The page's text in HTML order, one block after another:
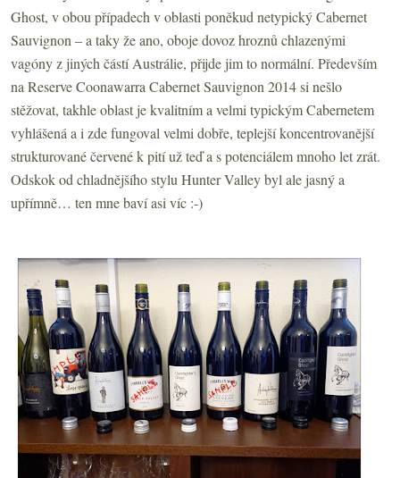
Ghost, v obou případech v oblasti poněkud netypický Cabernet
Sauvignon – a taky že ano, oboje dovoz hroznů chlazenými
vagóny z jiných částí Austrálie, přijde jim to normální. Především
na Reserve Coonawarra Cabernet Sauvignon 2014 si nešlo
stěžovat, takhle oblast je kvalitním a velmi typickým Cabernetem
vyhlášená a i zde fungoval velmi dobře, teplejší koncentrovanější
strukturované červené k pití už teď a s potenciálem mnoho let zrát.
Odskok od chladnějšího stylu Hunter Valley byl ale jasný a
upřímně… ten mne baví asi víc :-)